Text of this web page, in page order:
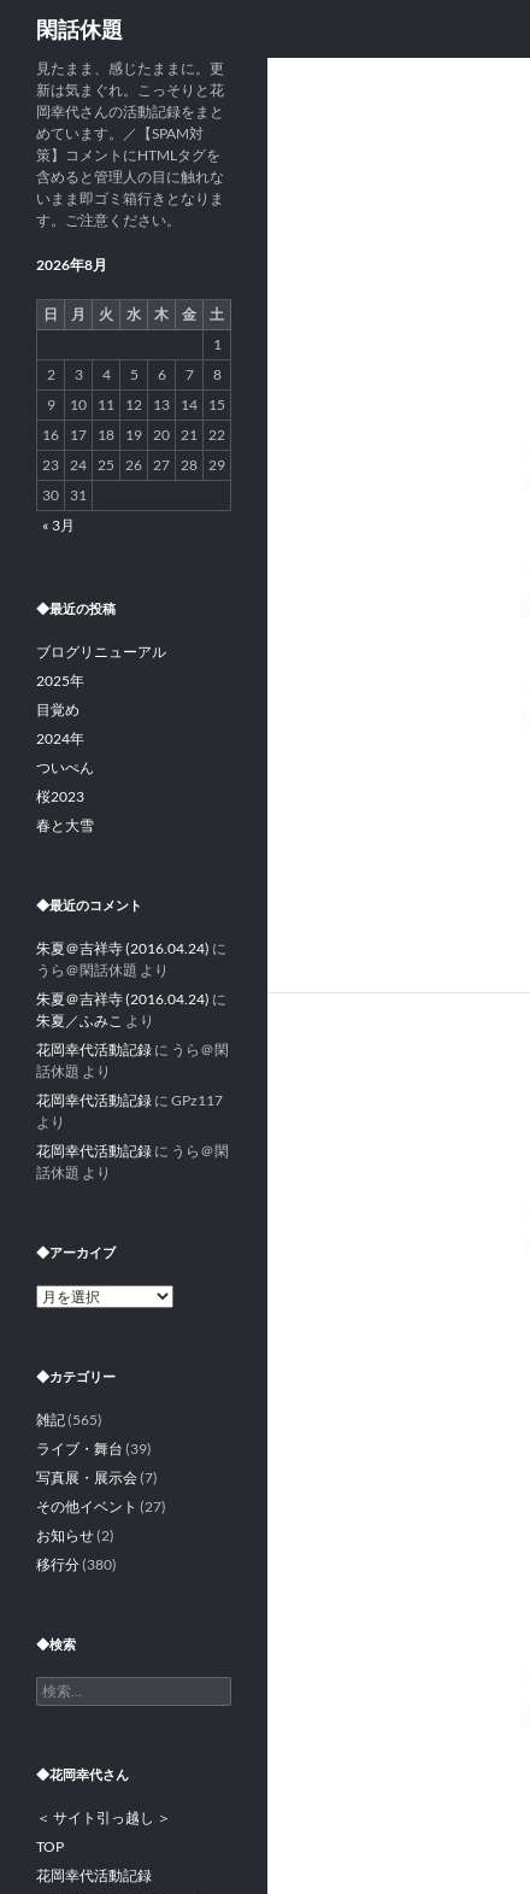
閑話休題
見たまま、感じたままに。更
新は気まぐれ。こっそりと花
岡幸代さんの活動記録をまと
めています。／【SPAM対
策】コメントにHTMLタグを
含めると管理人の目に触れな
いまま即ゴミ箱行きとなりま
す。ご注意ください。
2026年8月
日 月 火 水 木 金
土
1
2
3 4 5 6 7
8
9
10 11 12 13 14
15
16
17 18 19 20 21 22
23 24 25 26 27 28 29
30
31
« 3月
◆最近の投稿
ブログリニューアル
2025年
目覚め
2024年
ついぺん
桜2023
春と大雪
◆最近のコメント
朱夏＠吉祥寺 (2016.04.24) に
うら＠閑話休題 より
朱夏＠吉祥寺 (2016.04.24) に
朱夏／ふみこ より
花岡幸代活動記録 に うら＠閑
話休題 より
花岡幸代活動記録 に GPz117
より
花岡幸代活動記録 に うら＠閑
話休題 より
◆アーカイブ
◆
イ
◆カテゴリー
雑記(565)
ライブ・舞台 (39)
写真展・展示会(7)
その他イベント (27)
お知らせ(2)
移行分(380)
◆検索
検
索:
◆花岡幸代さん
＜ サイト引っ越し ＞
TOP
花岡幸代活動記録